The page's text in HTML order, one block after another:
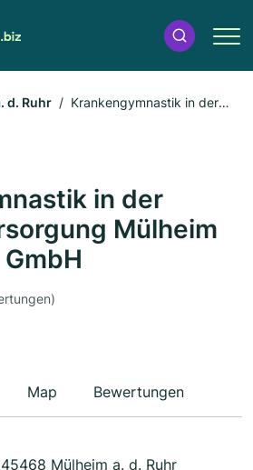
d. Ruhr
Krankengymnastik in der
in der
Mülheim
Map Bewertungen
Mülheim a. d. Ruhr